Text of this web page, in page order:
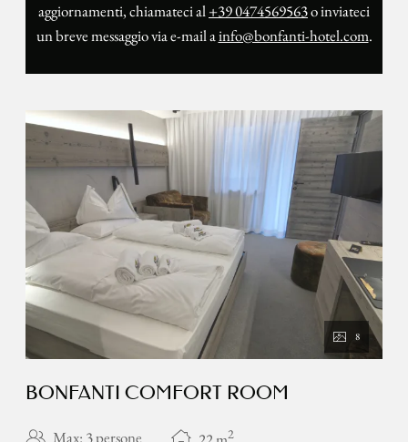
aggiornamenti, chiamateci al+39 0474569563o inviateci
un breve messaggio via e-mail ainfo@bonfanti-hotel.com.
8
BONFANTI COMFORT ROOM
Max: 3 persone 2